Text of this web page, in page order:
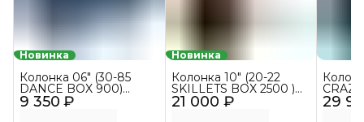
Новинка
9 350 ₽
Колонка 06" (30-85
DANCE BOX 900)
динамик 2шт/6.5"
Новинка
21 000 ₽
Колонка 10" (20-22
SKILLETS BOX 2500 )
динамик 2шт/10" 29